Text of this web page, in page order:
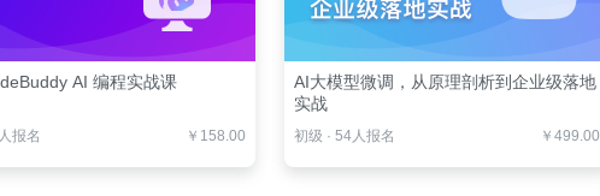
AI 编程实战课
报名 ￥158.00
AI大模型微调，从原理剖析到企业级落地
实战
初级 · 54人报名 ￥499.00